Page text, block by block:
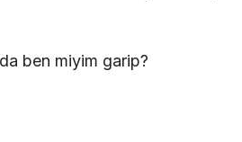
ben miyim garip?